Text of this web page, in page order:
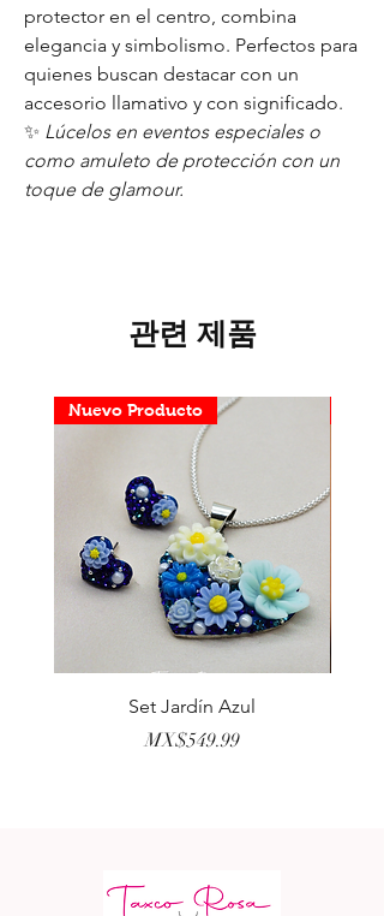
protector en el centro, combina
elegancia y simbolismo. Perfectos para
quienes buscan destacar con un
accesorio llamativo y con significado.
✨ Lúcelos en eventos especiales o
como amuleto de protección con un
toque de glamour.
관련 제품
Nuevo Producto
Set Jardín Azul
가격
MX$549.99